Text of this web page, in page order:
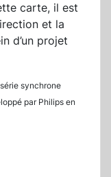
carte, il est
et la
d’un projet
synchrone
par Philips en